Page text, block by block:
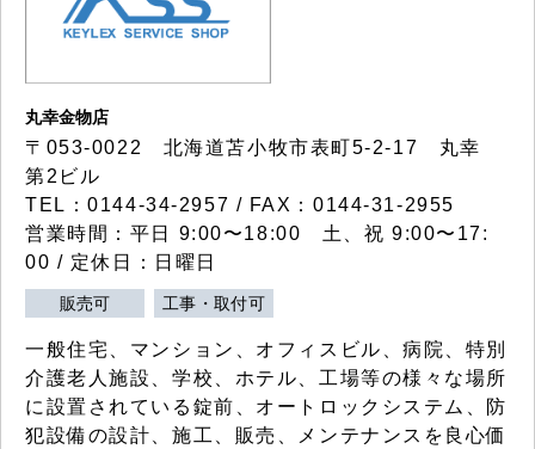
丸幸金物店
〒053-0022 北海道苫小牧市表町5-2-17 丸幸
第2ビル
TEL：0144-34-2957 / FAX：0144-31-2955
営業時間：平日 9:00〜18:00 土、祝 9:00〜17:
00 / 定休日：日曜日
販売可 工事・取付可
一般住宅、マンション、オフィスビル、病院、特別
介護老人施設、学校、ホテル、工場等の様々な場所
に設置されている錠前、オートロックシステム、防
犯設備の設計、施工、販売、メンテナンスを良心価